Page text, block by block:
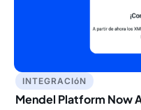
INTEGRACIóN
Mendel Platform Now